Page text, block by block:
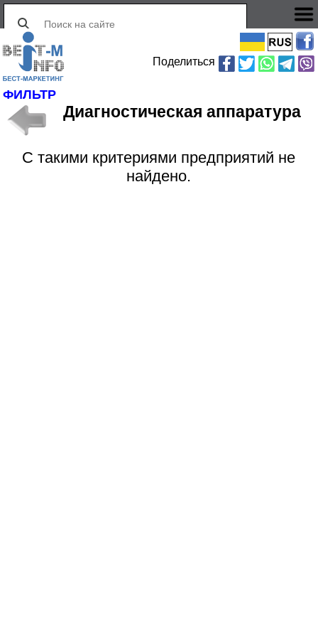
Поделиться
ФИЛЬТР
Диагностическая аппаратура
С такими критериями предприятий не
найдено.